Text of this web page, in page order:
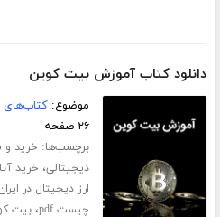
دانلود کتاب آموزش بیت کوین
موضوع:کتاب‌های
۲۶ صفحه
برچسب‌ها: خرید و
دیجیتالی، خرید
ارز دیجیتال در
چیست pdf
،بیت